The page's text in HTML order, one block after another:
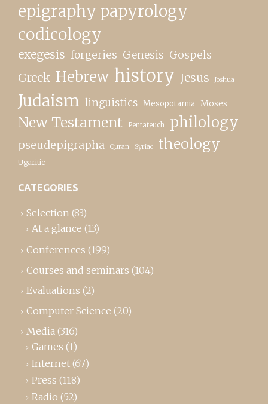
epigraphy papyrology
codicology
exegesis forgeries Genesis Gospels
Greek Hebrew history Jesus Joshua
Judaism linguistics Mesopotamia Moses
New Testament Pentateuch philology
pseudepigrapha Quran Syriac theology
Ugaritic
CATEGORIES
Selection (83)
At a glance (13)
Conferences (199)
Courses and seminars (104)
Evaluations (2)
Computer Science (20)
Media (316)
Games (1)
Internet (67)
Press (118)
Radio (52)